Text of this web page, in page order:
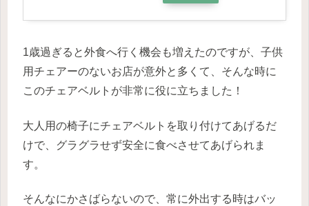
1歳過ぎると外食へ行く機会も増えたのですが、子供
用チェアーのないお店が意外と多くて、そんな時に
このチェアベルトが非常に役に立ちました！
大人用の椅子にチェアベルトを取り付けてあげるだ
けで、グラグラせず安全に食べさせてあげられま
す。
そんなにかさばらないので、常に外出する時はバッ